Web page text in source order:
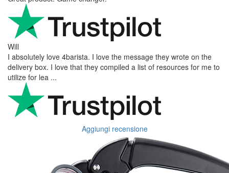
Will
I absolutely love 4barista. I love the message they wrote on the
delivery box. I love that they compiled a list of resources for me to
utilize for lea ...
Aggiungi recensione